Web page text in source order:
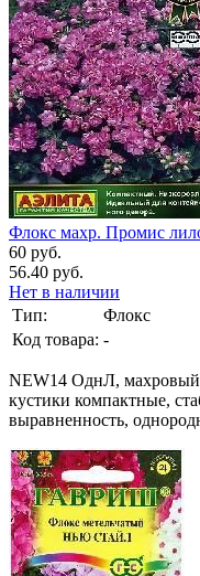
Флокс махр. Промис
60 руб.
56.40 руб.
Нет в наличии
Тип:
Флокс
Код товара: -
NEW14 ОднЛ,
кустики компактные,
выравненность,